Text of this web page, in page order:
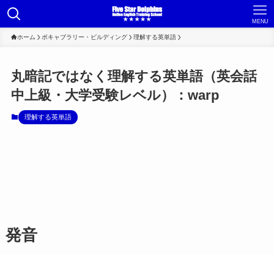
MENU
ホーム ボキャブラリー・ビルディング 理解する英単語
丸暗記ではなく理解する英単語（英会話
中上級・大学受験レベル）：warp
理解する英単語
発音